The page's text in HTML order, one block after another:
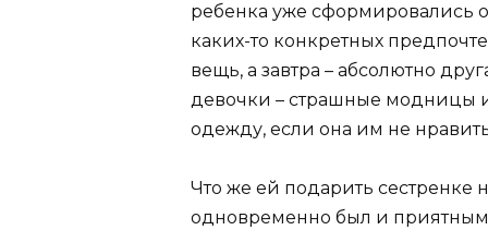
ребенка уже сформировались
каких-то конкретных
вещь, а завтра – абсолютно
девочки – страшные модницы
одежду, если она им не
Что же ей подарить сестренке
одновременно был и